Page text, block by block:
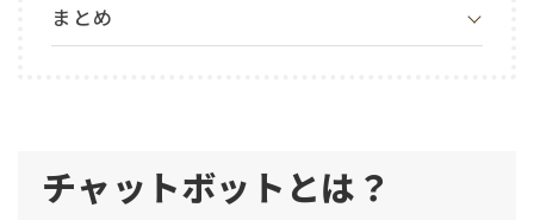
まとめ
チャットボットとは？